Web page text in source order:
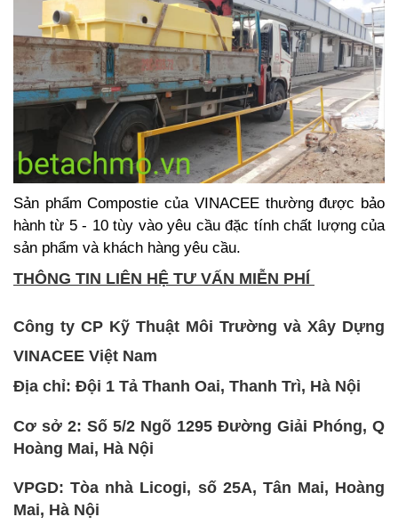
Sản phẩm Compostie của VINACEE thường được bảo
hành từ 5 - 10 tùy vào yêu cầu đặc tính chất lượng của
sản phẩm và khách hàng yêu cầu.
THÔNG TIN LIÊN HỆ TƯ VẤN MIỄN PHÍ
Công ty CP Kỹ Thuật Môi Trường và Xây Dựng
VINACEE Việt Nam
Địa chỉ: Đội 1 Tả Thanh Oai, Thanh Trì, Hà Nội
Cơ sở 2: Số 5/2 Ngõ 1295 Đường Giải Phóng, Q
Hoàng Mai, Hà Nội
VPGD: Tòa nhà Licogi, số 25A, Tân Mai, Hoàng
Mai, Hà Nội